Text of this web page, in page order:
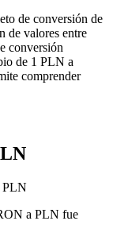
de conversión de
de valores entre
conversión
de 1 PLN a
comprender
PLN
a PLN fue